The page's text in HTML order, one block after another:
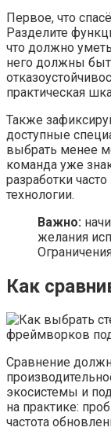
Первое, что
Разделите
что должно
него должны
практическая
Также
доступные
выбрать менее
команда уже
разработки
технологии.
Важно:
желания
Как
Сравнение
экосистемы и
на практике:
частота